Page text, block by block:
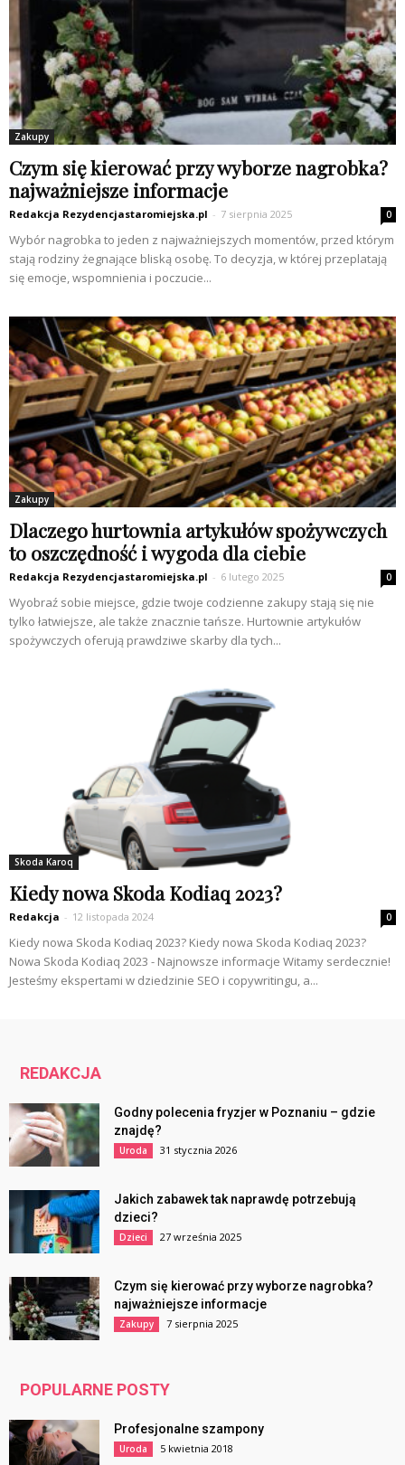
Zakupy
Czym się kierować przy wyborze nagrobka?
najważniejsze informacje
Redakcja Rezydencjastaromiejska.pl - 7 sierpnia 2025 0
Wybór nagrobka to jeden z najważniejszych momentów, przed którym
stają rodziny żegnające bliską osobę. To decyzja, w której przeplatają
się emocje, wspomnienia i poczucie...
Zakupy
Dlaczego hurtownia artykułów spożywczych
to oszczędność i wygoda dla ciebie
Redakcja Rezydencjastaromiejska.pl - 6 lutego 2025 0
Wyobraź sobie miejsce, gdzie twoje codzienne zakupy stają się nie
tylko łatwiejsze, ale także znacznie tańsze. Hurtownie artykułów
spożywczych oferują prawdziwe skarby dla tych...
Skoda Karoq
Kiedy nowa Skoda Kodiaq 2023?
Redakcja - 12 listopada 2024 0
Kiedy nowa Skoda Kodiaq 2023? Kiedy nowa Skoda Kodiaq 2023?
Nowa Skoda Kodiaq 2023 - Najnowsze informacje Witamy serdecznie!
Jesteśmy ekspertami w dziedzinie SEO i copywritingu, a...
REDAKCJA
Godny polecenia fryzjer w Poznaniu – gdzie
znajdę?
Uroda 31 stycznia 2026
Jakich zabawek tak naprawdę potrzebują
dzieci?
Dzieci 27 września 2025
Czym się kierować przy wyborze nagrobka?
najważniejsze informacje
Zakupy 7 sierpnia 2025
POPULARNE POSTY
Profesjonalne szampony
Uroda 5 kwietnia 2018